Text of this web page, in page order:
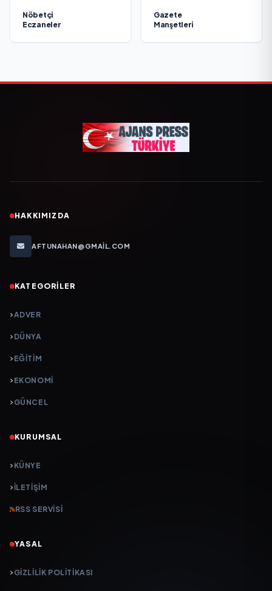
Nöbetçi
Eczaneler
Gazete
Manşetleri
HAKKIMIZDA
AFTUNAHAN@GMAIL.COM
KATEGORILER
ADVER
DÜNYA
EĞİTİM
EKONOMİ
GÜNCEL
KURUMSAL
KÜNYE
İLETIŞIM
RSS SERVISI
YASAL
GIZLILIK POLITIKASI